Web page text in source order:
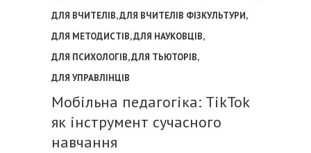
ДЛЯ ВЧИТЕЛІВ,ДЛЯ ВЧИТЕЛІВ ФІЗКУЛЬТУРИ,
ДЛЯ МЕТОДИСТІВ,ДЛЯ НАУКОВЦІВ,
ДЛЯ ПСИХОЛОГІВ,ДЛЯ ТЬЮТОРІВ,
ДЛЯ УПРАВЛІНЦІВ
Мобільна педагогіка: TikTok
як інструмент сучасного
навчання